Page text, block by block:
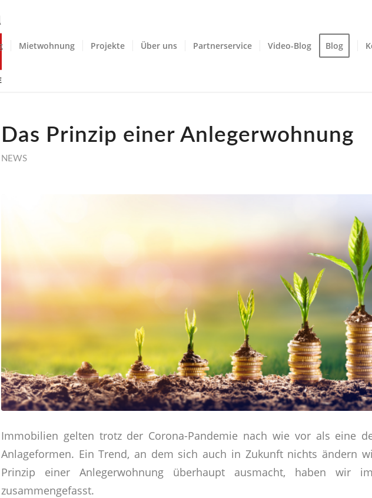
Mietwohnung Projekte Über uns Partnerservice Video-Blog Blog
Das Prinzip einer Anlegerwohnung
NEWS
Immobilien gelten trotz der Corona-Pandemie nach wie vor als eine
Anlageformen. Ein Trend, an dem sich auch in Zukunft nichts ändern
Prinzip einer Anlegerwohnung überhaupt ausmacht, haben wir
zusammengefasst.